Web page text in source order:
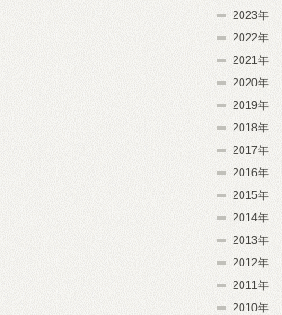
2023年
2022年
2021年
2020年
2019年
2018年
2017年
2016年
2015年
2014年
2013年
2012年
2011年
2010年